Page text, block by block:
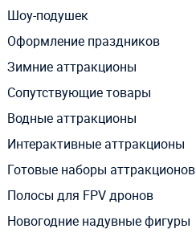
Шоу-подушек
Оформление праздников
Зимние аттракционы
Сопутствующие товары
Водные аттракционы
Интерактивные аттракционы
Готовые наборы аттракционов
Полосы для FPV дронов
Новогодние надувные фигуры